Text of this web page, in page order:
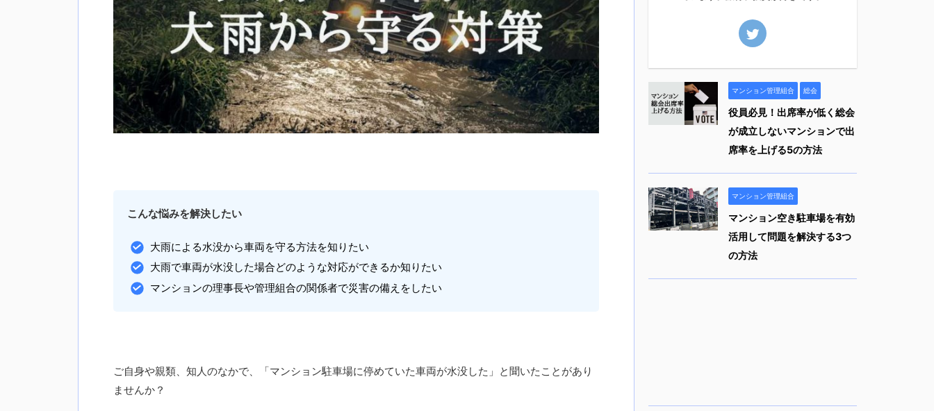
こんな悩みを解決したい
大雨による水没から車両を守る方法を知りたい
大雨で車両が水没した場合どのような対応ができるか知りたい
マンションの理事長や管理組合の関係者で災害の備えをしたい
ご自身や親類、知人のなかで、「マンション駐車場に停めていた車両が水没した」と聞いたことがあり
ませんか？
マンション管理組合 総会
役員必見！出席率が低く総会
が成立しないマンションで出
席率を上げる5の方法
マンション管理組合
マンション空き駐車場を有効
活用して問題を解決する3つ
の方法